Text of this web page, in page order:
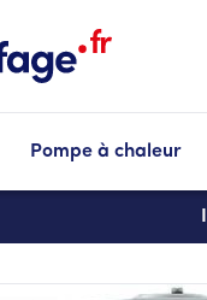
Pompe à chaleur